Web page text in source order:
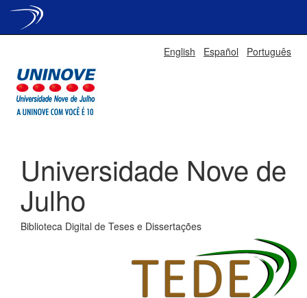
English Español Português
Universidade Nove de
Julho
Biblioteca Digital de Teses e Dissertações